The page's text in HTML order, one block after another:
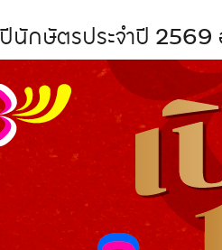
นักษัตรประจำปี 2569